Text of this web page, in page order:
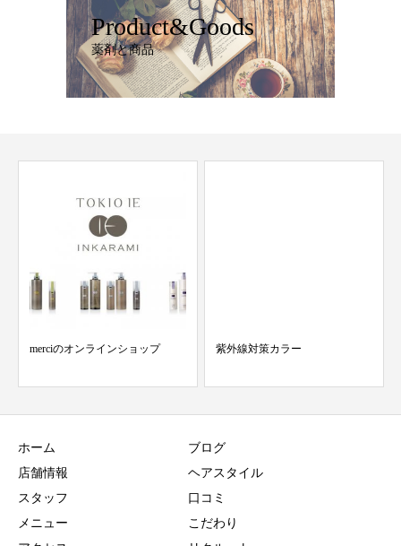
Product&Goods
薬剤と商品
merciのオンラインショップ 紫外線対策カラー
ホーム
店舗情報
スタッフ
メニュー
ブログ
ヘアスタイル
口コミ
こだわり